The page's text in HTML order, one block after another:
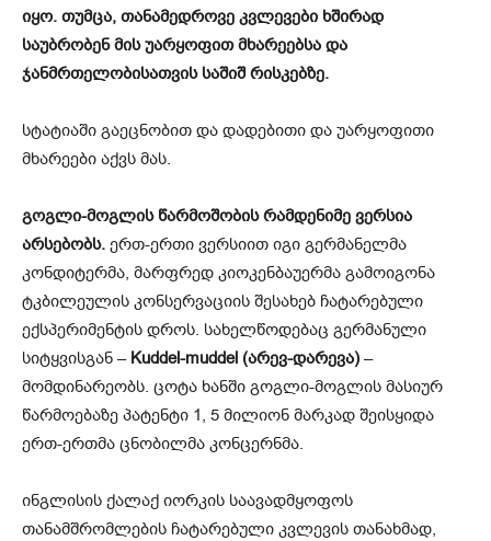
იყო. თუმცა, თანამედროვე კვლევები ხშირად
საუბრობენ მის უარყოფით მხარეებსა და
ჯანმრთელობისათვის საშიშ რისკებზე.
სტატიაში გაეცნობით და დადებითი და უარყოფითი
მხარეები აქვს მას.
გოგლი-მოგლის წარმოშობის რამდენიმე ვერსია
არსებობს. ერთ-ერთი ვერსიით იგი გერმანელმა
კონდიტერმა, მარფრედ კიოკენბაუერმა გამოიგონა
ტკბილეულის კონსერვაციის შესახებ ჩატარებული
ექსპერიმენტის დროს. სახელწოდებაც გერმანული
სიტყვისგან –Kuddel-muddel (არევ-დარევა) –
მომდინარეობს. ცოტა ხანში გოგლი-მოგლის მასიურ
წარმოებაზე პატენტი 1, 5 მილიონ მარკად შეისყიდა
ერთ-ერთმა ცნობილმა კონცერნმა.
ინგლისის ქალაქ იორკის საავადმყოფოს
თანამშრომლების ჩატარებული კვლევის თანახმად,